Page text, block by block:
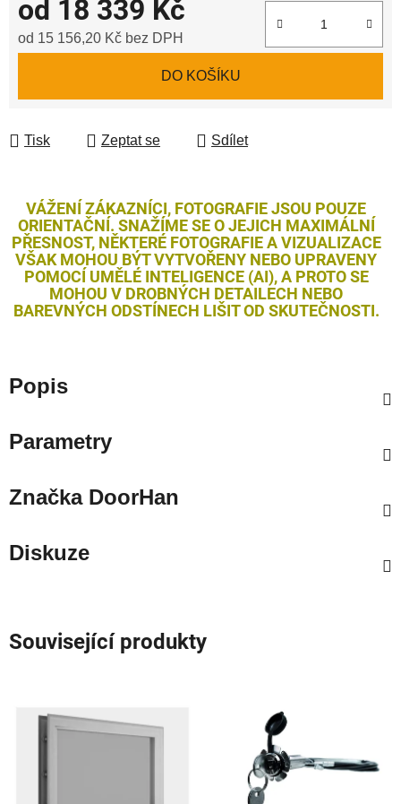
od 18 339 Kč
od 15 156,20 Kč bez DPH
DO KOŠÍKU
Tisk Zeptat se Sdílet
VÁŽENÍ ZÁKAZNÍCI, FOTOGRAFIE JSOU POUZE
ORIENTAČNÍ. SNAŽÍME SE O JEJICH MAXIMÁLNÍ
PŘESNOST, NĚKTERÉ FOTOGRAFIE A VIZUALIZACE
VŠAK MOHOU BÝT VYTVOŘENY NEBO UPRAVENY
POMOCÍ UMĚLÉ INTELIGENCE (AI), A PROTO SE
MOHOU V DROBNÝCH DETAILECH NEBO
BAREVNÝCH ODSTÍNECH LIŠIT OD SKUTEČNOSTI.
Popis
Parametry
ZnačkaDoorHan
Diskuze
Související produkty